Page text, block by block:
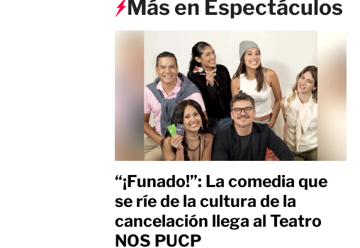
Más en Espectáculos
“¡Funado!”: La comedia que
se ríe de la cultura de la
cancelación llega al Teatro
NOS PUCP